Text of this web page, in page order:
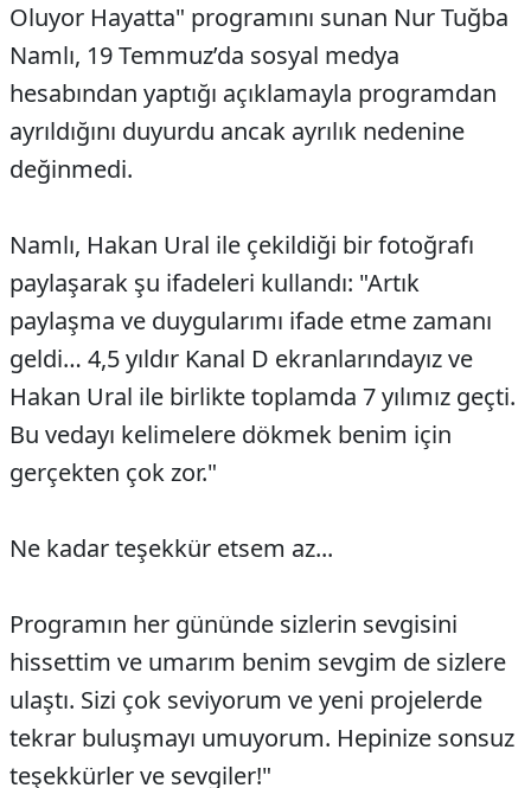
Oluyor Hayatta" programını sunan Nur Tuğba
Namlı, 19 Temmuz’da sosyal medya
hesabından yaptığı açıklamayla programdan
ayrıldığını duyurdu ancak ayrılık nedenine
değinmedi.
Namlı, Hakan Ural ile çekildiği bir fotoğrafı
paylaşarak şu ifadeleri kullandı: "Artık
paylaşma ve duygularımı ifade etme zamanı
geldi… 4,5 yıldır Kanal D ekranlarındayız ve
Hakan Ural ile birlikte toplamda 7 yılımız geçti.
Bu vedayı kelimelere dökmek benim için
gerçekten çok zor."
Ne kadar teşekkür etsem az...
Programın her gününde sizlerin sevgisini
hissettim ve umarım benim sevgim de sizlere
ulaştı. Sizi çok seviyorum ve yeni projelerde
tekrar buluşmayı umuyorum. Hepinize sonsuz
teşekkürler ve sevgiler!"